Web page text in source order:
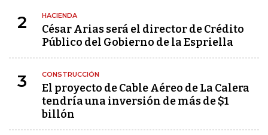
2 HACIENDA
César Arias será el director de Crédito
Público del Gobierno de la Espriella
3 CONSTRUCCIÓN
El proyecto de Cable Aéreo de La Calera
tendría una inversión de más de $1
billón